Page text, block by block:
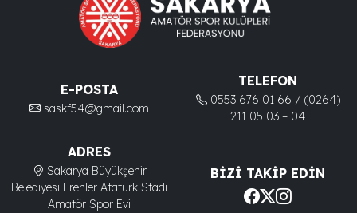
E-POSTA
saskf54@gmail.com
TELEFON
0553 676 01 66 / (0264)
211 05 03 – 04
ADRES
Sakarya Büyükşehir
Belediyesi Erenler Atatürk Stadı
Amatör Spor Evi
BIZI TAKIP EDIN